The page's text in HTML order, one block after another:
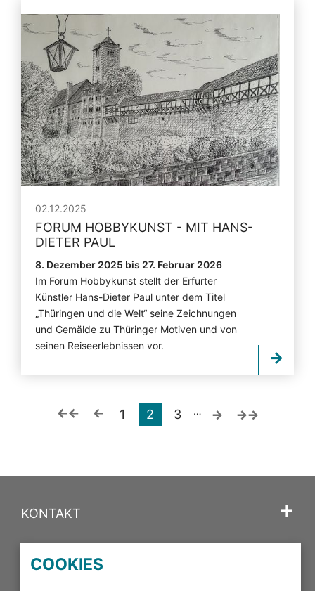
02.12.2025
FORUM HOBBYKUNST - MIT HANS-
DIETER PAUL
8. Dezember 2025 bis 27. Februar 2026
Im Forum Hobbykunst stellt der Erfurter
Künstler Hans-Dieter Paul unter dem Titel
„Thüringen und die Welt“ seine Zeichnungen
und Gemälde zu Thüringer Motiven und von
seinen Reiseerlebnissen vor.
1 2 3 …
KONTAKT
COOKIES